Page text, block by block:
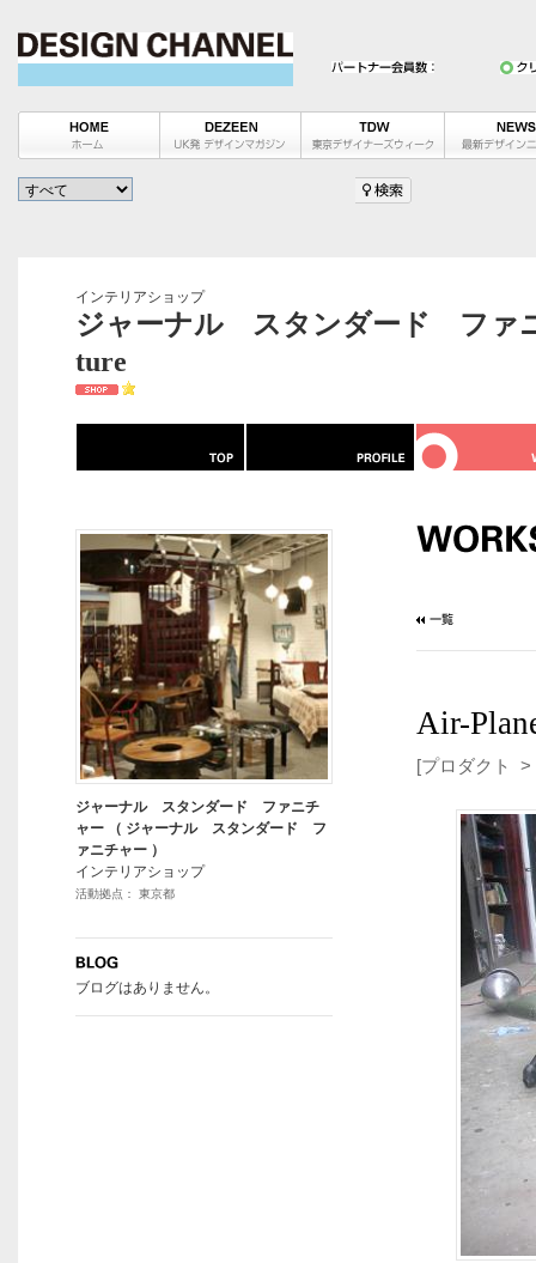
インテリアショップ
ジャーナル スタンダード ファ
ture
Air-
[プロダクト
ジャーナル スタンダード ファニチ
ャー （ ジャーナル スタンダード フ
ァニチャー ）
インテリアショップ
活動拠点： 東京都
ブログはありません。